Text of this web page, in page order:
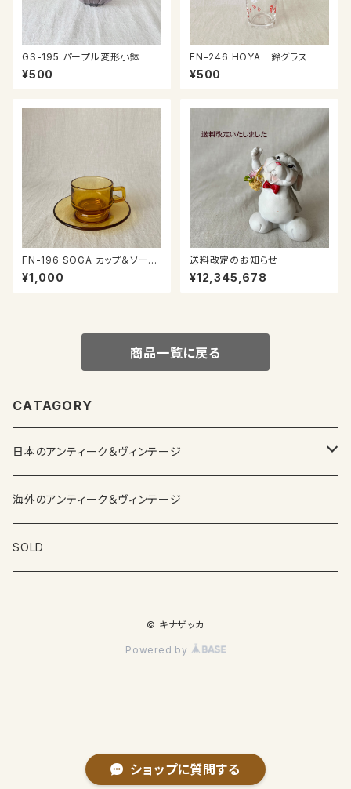
ショップに質問する
GS-195 パープル変形小鉢
¥500
FN-246 HOYA 鈴グラス
¥500
FN-196 SOGA カップ＆ソーサ
ー
¥1,000
送料改定のお知らせ
¥12,345,678
商品一覧に戻る
CATAGORY
日本のアンティーク＆ヴィンテージ
カップ＆ソーサー
ガラス製品
海外のアンティーク＆ヴィンテージ
SOLD
© キナザッカ
Powered by